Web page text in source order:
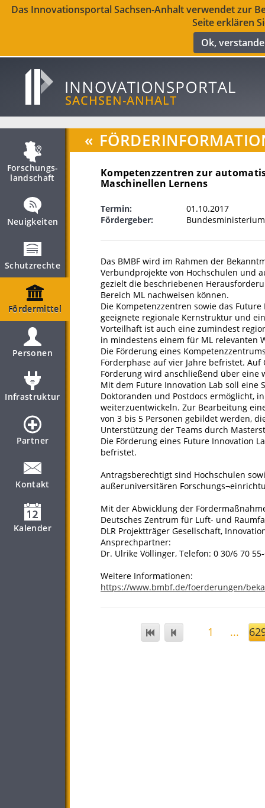
Das Innovationsportal Sachsen-Anhalt verwendet zur
Seite erklären
Ok,
Forschungs­
landschaft
Neuigkeiten
Schutzrechte
Fördermittel
Personen
Infrastruktur
Partner
Kontakt
Kalender
«
Kompetenzzentren zur
Maschinellen Lernens
Termin:
01.10.2017
Fördergeber:
Das BMBF wird im Rahmen der
Verbundprojekte von Hochschulen und
gezielt die beschriebenen
Bereich ML nachweisen können.
Die Kompetenzzentren sowie das
geeignete regionale Kernstruktur und
Vorteilhaft ist auch eine zumindest
in mindestens einem für ML relevanten
Die Förderung eines
Förderphase auf vier Jahre befristet.
Förderung wird anschließend über eine
Mit dem Future Innovation Lab soll
Doktoranden und Postdocs ermöglicht,
weiterzuentwickeln. Zur Bearbeitung
von 3 bis 5 Personen gebildet werden,
Unterstützung der Teams durch
Die Förderung eines Future Innovation
befristet.
Antragsberechtigt sind Hochschulen
außeruniversitären
Mit der Abwicklung der
Deutsches Zentrum für Luft- und
DLR Projektträger Gesellschaft,
Ansprechpartner:
Dr. Ulrike Völlinger, Telefon: 0 30/6 70
Weitere Informationen:
https://www.bmbf.de/foerderungen/
1 ...